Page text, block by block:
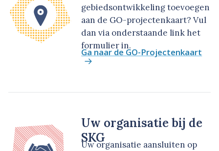
gebiedsontwikkeling toevoegen
aan de GO-projectenkaart? Vul
dan via onderstaande link het
formulier in.
Ga naar de GO-Projectenkaart
Uw organisatie bij de
SKG
Uw organisatie aansluiten op